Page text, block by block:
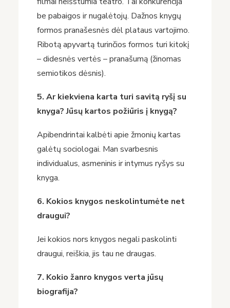
be pabaigos ir nugalėtojų. Dažnos knygų
formos pranašesnės dėl plataus vartojimo.
Ribotą apyvartą turinčios formos turi kitokį
– didesnės vertės – pranašumą (žinomas
semiotikos dėsnis).
5. Ar kiekviena karta turi savitą ryšį su
knyga? Jūsų kartos požiūris į knygą?
Apibendrintai kalbėti apie žmonių kartas
galėtų sociologai. Man svarbesnis
individualus, asmeninis ir intymus ryšys su
knyga.
6. Kokios knygos neskolintumėte net
draugui?
Jei kokios nors knygos negali paskolinti
draugui, reiškia, jis tau ne draugas.
7. Kokio žanro knygos verta jūsų
biografija?